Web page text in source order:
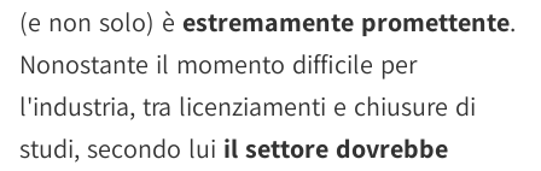
(e non solo) è estremamente promettente.
Nonostante il momento difficile per
l'industria, tra licenziamenti e chiusure di
studi, secondo lui il settore dovrebbe